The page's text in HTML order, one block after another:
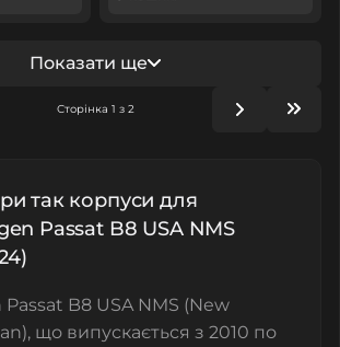
Показати ще
Сторінка 1 з 2
так корпуси для
Passat B8 USA NMS
B8 USA NMS (New
що випускається з 2010 по